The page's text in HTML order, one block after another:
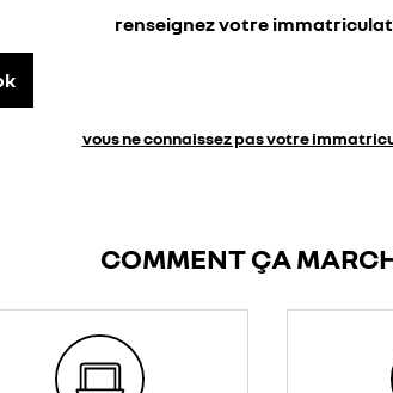
renseignez votre
vous ne connaissez pas votre
COMMENT ÇA